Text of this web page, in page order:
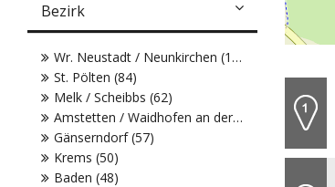
Bezirk
Wr. Neustadt / Neunkirchen (104)
St. Pölten (84)
Melk / Scheibbs (62)
Amstetten / Waidhofen an der Ybbs (61)
Gänserndorf (57)
Krems (50)
Baden (48)